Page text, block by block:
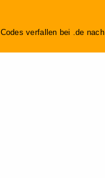
verfallen bei .de nach